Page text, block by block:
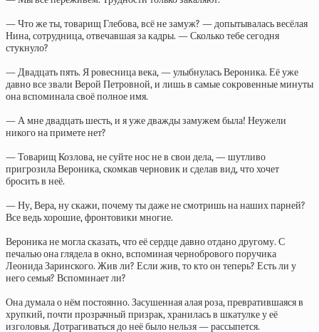
— Что же ты, товарищ Глебова, всё не замуж? — допытывалась весёлая
Нина, сотрудница, отвечавшая за кадры. — Сколько тебе сегодня
стукнуло?
— Двадцать пять. Я ровесница века, — улыбнулась Вероника. Её уже
давно все звали Верой Петровной, и лишь в самые сокровенные минуты
она вспоминала своё полное имя.
— А мне двадцать шесть, и я уже дважды замужем была! Неужели
никого на примете нет?
— Товарищ Козлова, не суйте нос не в свои дела, — шутливо
пригрозила Вероника, скомкав черновик и сделав вид, что хочет
бросить в неё.
— Ну, Вера, ну скажи, почему ты даже не смотришь на наших парней?
Все ведь хорошие, фронтовики многие.
Вероника не могла сказать, что её сердце давно отдано другому. С
печалью она глядела в окно, вспоминая чернобрового поручика
Леонида Заринского. Жив ли? Если жив, то кто он теперь? Есть ли у
него семья? Вспоминает ли?
Она думала о нём постоянно. Засушенная алая роза, превратившаяся в
хрупкий, почти прозрачный призрак, хранилась в шкатулке у её
изголовья. Дотрагиваться до неё было нельзя — рассыпется.